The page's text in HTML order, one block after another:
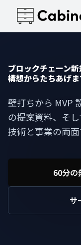
ブロックチェーン新
構想からたちあげま
壁打ちから MVP
の提案資料、そ
技術と事業の両面
60分の
サ